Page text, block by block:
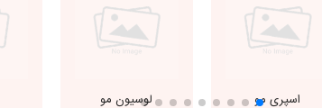
اسپری مو لوسیون مو